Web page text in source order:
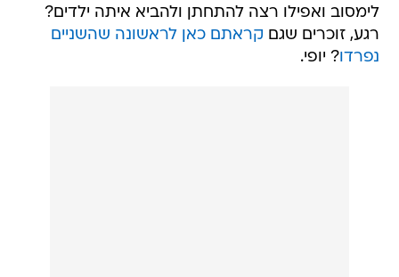
לימסוב ואפילו רצה להתחתן ולהביא איתה ילדים?
רגע, זוכרים שגם קראתם כאן לראשונה שהשניים
נפרדו? יופי.